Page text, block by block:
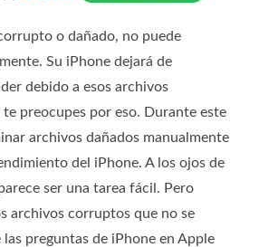
o dañado, no puede
Su iPhone dejará de
debido a esos archivos
preocupes por eso. Durante este
archivos dañados manualmente
del iPhone. A los ojos de
ser una tarea fácil. Pero
archivos corruptos que no se
preguntas de iPhone en Apple